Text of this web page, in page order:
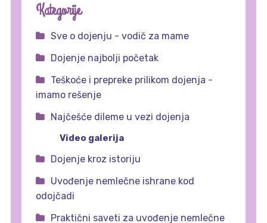
Kategorije
Sve o dojenju - vodič za mame
Dojenje najbolji početak
Teškoće i prepreke prilikom dojenja -
imamo rešenje
Najčešće dileme u vezi dojenja
Video galerija
Dojenje kroz istoriju
Uvođenje nemlečne ishrane kod
odojčadi
Praktični saveti za uvođenje nemlečne